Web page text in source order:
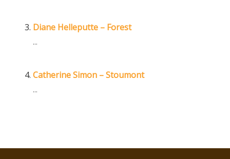
Diane Helleputte – Forest
...
Catherine Simon – Stoumont
...